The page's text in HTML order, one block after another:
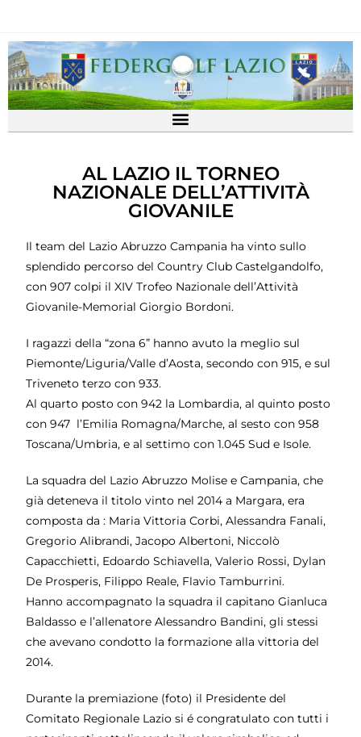
AL LAZIO IL TORNEO
NAZIONALE DELL’ATTIVITÀ
GIOVANILE
Il team del Lazio Abruzzo Campania ha vinto sullo
splendido percorso del Country Club Castelgandolfo,
con 907 colpi il XIV Trofeo Nazionale dell’Attività
Giovanile-Memorial Giorgio Bordoni.
I ragazzi della “zona 6” hanno avuto la meglio sul
Piemonte/Liguria/Valle d’Aosta, secondo con 915, e sul
Triveneto terzo con 933.
Al quarto posto con 942 la Lombardia, al quinto posto
con 947 l’Emilia Romagna/Marche, al sesto con 958
Toscana/Umbria, e al settimo con 1.045 Sud e Isole.
La squadra del Lazio Abruzzo Molise e Campania, che
già deteneva il titolo vinto nel 2014 a Margara, era
composta da : Maria Vittoria Corbi, Alessandra Fanali,
Gregorio Alibrandi, Jacopo Albertoni, Niccolò
Capacchietti, Edoardo Schiavella, Valerio Rossi, Dylan
De Prosperis, Filippo Reale, Flavio Tamburrini.
Hanno accompagnato la squadra il capitano Gianluca
Baldasso e l’allenatore Alessandro Bandini, gli stessi
che avevano condotto la formazione alla vittoria del
2014.
Durante la premiazione (foto) il Presidente del
Comitato Regionale Lazio si é congratulato con tutti i